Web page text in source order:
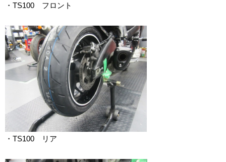
・TS100 フロント
・TS100 リア